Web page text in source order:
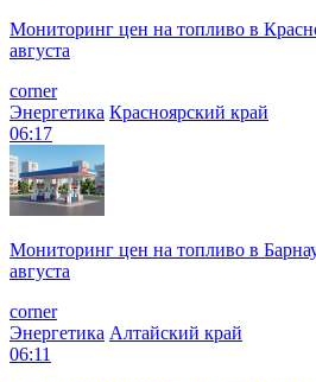
Мониторинг цен на топливо в
августа
corner
Энергетика Красноярский край
06:17
Мониторинг цен на топливо в
августа
corner
Энергетика Алтайский край
06:11